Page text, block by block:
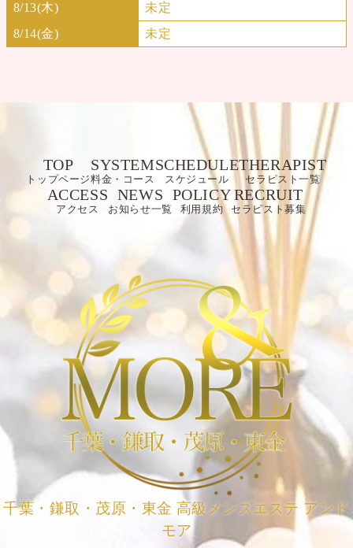
8/13(木)
未定
8/14(金)
未定
TOP
トップページ
SYSTEM
料金・コース
SCHEDULE
スケジュール
THERAPIST
セラピスト一覧
ACCESS
アクセス
NEWS
お知らせ一覧
POLICY
利用規約
RECRUIT
セラピスト募集
千葉・鎌取・茂原・東金 高級メンズエステ アンド
モア